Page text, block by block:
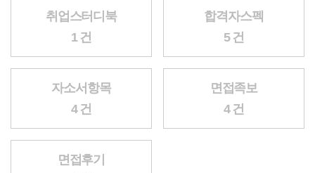
취업스터디북
1 건
합격자스펙
5 건
자소서항목
4 건
면접족보
4 건
면접후기